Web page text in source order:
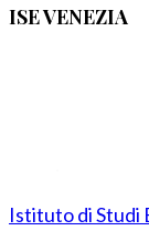
ISE VENEZIA
Istituto di Studi